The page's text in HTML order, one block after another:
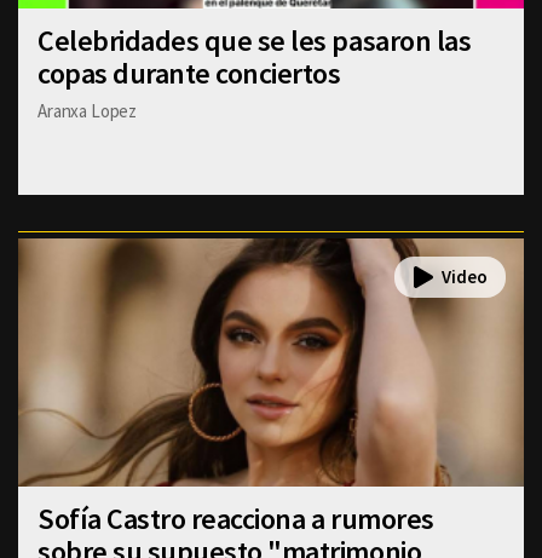
Celebridades que se les pasaron las
copas durante conciertos
Aranxa Lopez
Sofía Castro reacciona a rumores